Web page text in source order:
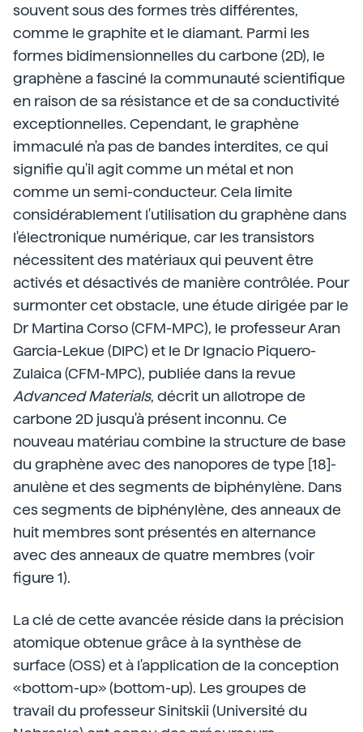
souvent sous des formes très différentes,
comme le graphite et le diamant. Parmi les
formes bidimensionnelles du carbone (2D), le
graphène a fasciné la communauté scientifique
en raison de sa résistance et de sa conductivité
exceptionnelles. Cependant, le graphène
immaculé n'a pas de bandes interdites, ce qui
signifie qu'il agit comme un métal et non
comme un semi-conducteur. Cela limite
considérablement l'utilisation du graphène dans
l'électronique numérique, car les transistors
nécessitent des matériaux qui peuvent être
activés et désactivés de manière contrôlée. Pour
surmonter cet obstacle, une étude dirigée par le
Dr Martina Corso (CFM-MPC), le professeur Aran
Garcia-Lekue (DIPC) et le Dr Ignacio Piquero-
Zulaica (CFM-MPC), publiée dans la revue
Advanced Materials, décrit un allotrope de
carbone 2D jusqu'à présent inconnu. Ce
nouveau matériau combine la structure de base
du graphène avec des nanopores de type [18]-
anulène et des segments de biphénylène. Dans
ces segments de biphénylène, des anneaux de
huit membres sont présentés en alternance
avec des anneaux de quatre membres (voir
figure 1).
La clé de cette avancée réside dans la précision
atomique obtenue grâce à la synthèse de
surface (OSS) et à l'application de la conception
«bottom-up» (bottom-up). Les groupes de
travail du professeur Sinitskii (Université du